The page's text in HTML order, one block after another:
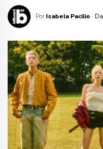
Por Isabela Pacilio ·